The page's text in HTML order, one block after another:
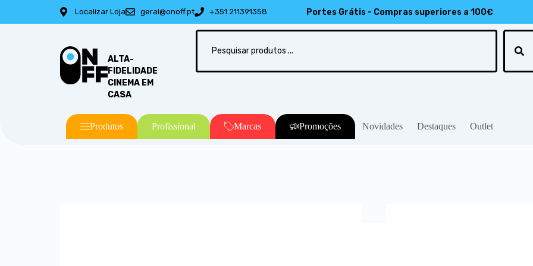
Localizar Loja geral@onoff.pt +351 211391358 Portes Grátis - Compras superiores a 100€
ALTA-
FIDELIDADE
CINEMA EM
CASA
Produtos Profissional Marcas Promoções Novidades Destaques Outlet